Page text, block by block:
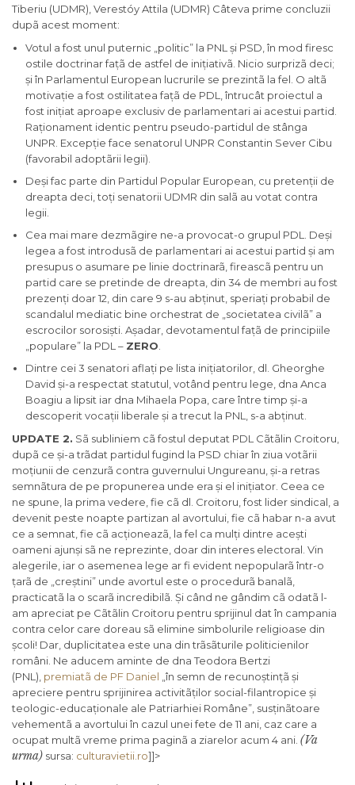
Tiberiu (UDMR), Verestóy Attila (UDMR) Câteva prime concluzii
dupã acest moment:
Votul a fost unul puternic „politic” la PNL și PSD, în mod firesc
ostile doctrinar fațã de astfel de inițiativã. Nicio surprizã deci;
și în Parlamentul European lucrurile se prezintã la fel. O altã
motivație a fost ostilitatea fațã de PDL, întrucât proiectul a
fost inițiat aproape exclusiv de parlamentari ai acestui partid.
Raționament identic pentru pseudo-partidul de stânga
UNPR. Excepție face senatorul UNPR Constantin Sever Cibu
(favorabil adoptãrii legii).
Deși fac parte din Partidul Popular European, cu pretenții de
dreapta deci, toți senatorii UDMR din salã au votat contra
legii.
Cea mai mare dezmãgire ne-a provocat-o grupul PDL. Deși
legea a fost introdusã de parlamentari ai acestui partid și am
presupus o asumare pe linie doctrinarã, fireascã pentru un
partid care se pretinde de dreapta, din 34 de membri au fost
prezenți doar 12, din care 9 s-au abținut, speriați probabil de
scandalul mediatic bine orchestrat de „societatea civilã” a
escrocilor sorosiști. Așadar, devotamentul fațã de principiile
„populare” la PDL – ZERO
Dintre cei 3 senatori aflați pe lista inițiatorilor, dl. Gheorghe
David și-a respectat statutul, votând pentru lege, dna Anca
Boagiu a lipsit iar dna Mihaela Popa, care între timp și-a
descoperit vocații liberale și a trecut la PNL, s-a abținut.
UPDATE 2. Sã subliniem cã fostul deputat PDL Cãtãlin Croitoru,
dupã ce și-a trãdat partidul fugind la PSD chiar în ziua votãrii
moțiunii de cenzurã contra guvernului Ungureanu, și-a retras
semnãtura de pe propunerea unde era și el inițiator. Ceea ce
ne spune, la prima vedere, fie cã dl. Croitoru, fost lider sindical, a
devenit peste noapte partizan al avortului, fie cã habar n-a avut
ce a semnat, fie cã acționeazã, la fel ca mulți dintre acești
oameni ajunși sã ne reprezinte, doar din interes electoral. Vin
alegerile, iar o asemenea lege ar fi evident nepopularã într-o
țarã de „creștini” unde avortul este o procedurã banalã,
practicatã la o scarã incredibilã. Și când ne gândim cã odatã l-
am apreciat pe Cãtãlin Croitoru pentru sprijinul dat în campania
contra celor care doreau sã elimine simbolurile religioase din
școli! Dar, duplicitatea este una din trãsãturile politicienilor
români. Ne aducem aminte de dna Teodora Bertzi
(PNL), premiatã de PF Daniel „în semn de recunoștințã și
apreciere pentru sprijinirea activitãților social-filantropice și
teologic-educaționale ale Patriarhiei Române”, susținãtoare
vehementã a avortului în cazul unei fete de 11 ani, caz care a
ocupat multã vreme prima paginã a ziarelor acum 4 ani. (Va
urma) sursa: culturavietii.ro]]>